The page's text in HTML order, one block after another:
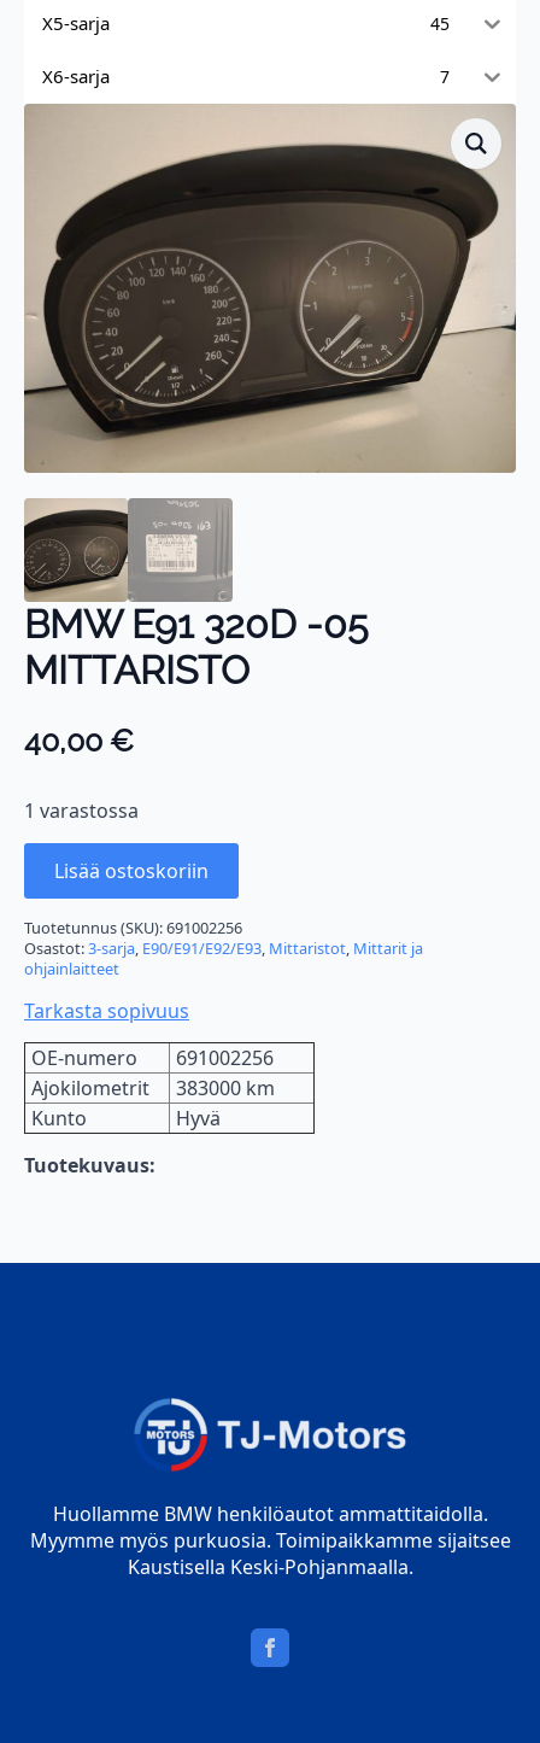
X5-sarja 45
X6-sarja 7
BMW E91 320D -05
MITTARISTO
40,00 €
1 varastossa
Lisää ostoskoriin
Tuotetunnus (SKU):691002256
Osastot:3-sarja, E90/E91/E92/E93, Mittaristot, Mittarit ja
ohjainlaitteet
Tarkasta sopivuus
OE-numero
691002256
Ajokilometrit
383000 km
Kunto
Hyvä
Tuotekuvaus:
Huollamme BMW henkilöautot ammattitaidolla.
Myymme myös purkuosia. Toimipaikkamme sijaitsee
Kaustisella Keski-Pohjanmaalla.